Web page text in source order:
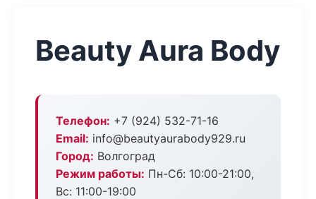
Beauty Aura Body
Телефон: +7 (924) 532-71-16
Email: info@beautyaurabody929.ru
Город: Волгоград
Режим работы: Пн-Сб: 10:00-21:00,
Вс: 11:00-19:00